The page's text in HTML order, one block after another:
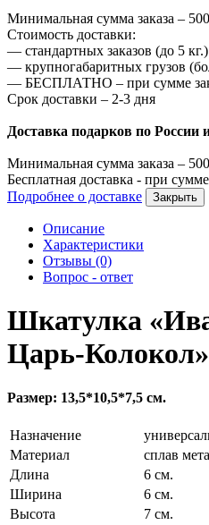
Минимальная сумма заказа – 500
Стоимость доставки:
— стандартных заказов (до 5
— крупногабаритных грузов
— БЕСПЛАТНО – при сумме
Срок доставки – 2-3 дня
Доставка подарков по
Минимальная сумма заказа – 500
Бесплатная доставка - при сумме
Подробнее о доставке
Закрыть
Описание
Характеристики
Отзывы (0)
Вопрос - ответ
Шкатулка
Царь-Колокол»
Размер: 13,5*10,5*7,5 см.
Назначение
Материал
сплав
Длина
6 см.
Ширина
6 см.
Высота
7 см.